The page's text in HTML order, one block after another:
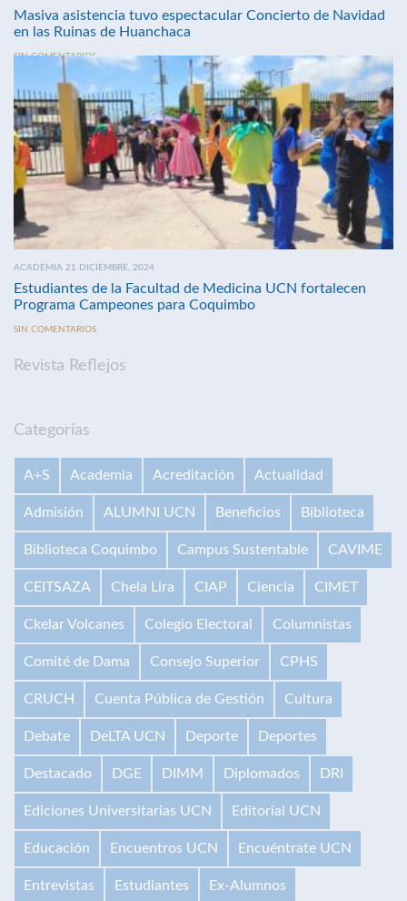
Masiva asistencia tuvo espectacular Concierto de Navidad
en las Ruinas de Huanchaca
SIN COMENTARIOS
ACADEMIA 21 DICIEMBRE, 2024
Estudiantes de la Facultad de Medicina UCN fortalecen
Programa Campeones para Coquimbo
SIN COMENTARIOS
Revista Reflejos
Categorías
A+S Academia Acreditación Actualidad
Admisión ALUMNI UCN Beneficios Biblioteca
Biblioteca Coquimbo Campus Sustentable CAVIME
CEITSAZA Chela Lira CIAP Ciencia CIMET
Ckelar Volcanes Colegio Electoral Columnistas
Comité de Dama Consejo Superior CPHS
CRUCH Cuenta Pública de Gestión Cultura
Debate DeLTA UCN Deporte Deportes
Destacado DGE DIMM Diplomados DRI
Ediciones Universitarias UCN Editorial UCN
Educación Encuentros UCN Encuéntrate UCN
Entrevistas Estudiantes Ex-Alumnos